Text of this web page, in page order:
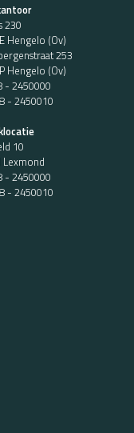
230
Hengelo (Ov)
253
Hengelo (Ov)
- 2450000
- 2450010
10
Lexmond
- 2450000
- 2450010